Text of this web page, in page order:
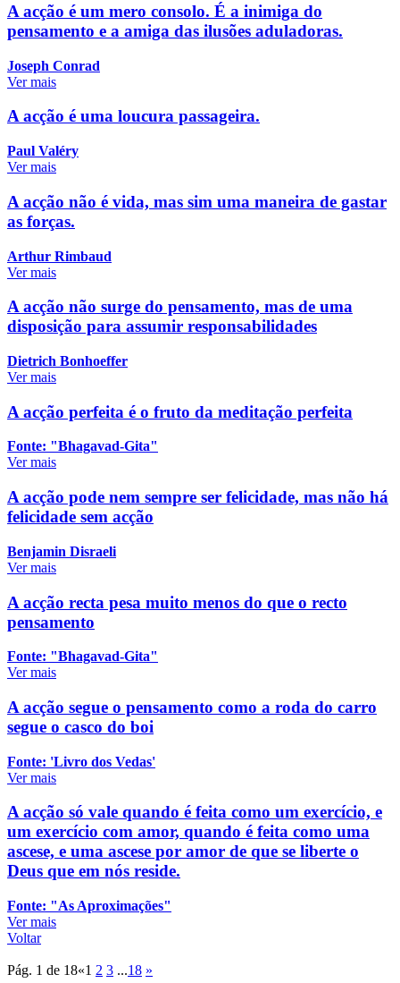
A acção é um mero consolo. É a inimiga do
pensamento e a amiga das ilusões aduladoras.
Joseph Conrad
Ver mais
A acção é uma loucura passageira.
Paul Valéry
Ver mais
A acção não é vida, mas sim uma maneira de gastar
as forças.
Arthur Rimbaud
Ver mais
A acção não surge do pensamento, mas de uma
disposição para assumir responsabilidades
Dietrich Bonhoeffer
Ver mais
A acção perfeita é o fruto da meditação perfeita
Fonte: "Bhagavad-Gita"
Ver mais
A acção pode nem sempre ser felicidade, mas não há
felicidade sem acção
Benjamin Disraeli
Ver mais
A acção recta pesa muito menos do que o recto
pensamento
Fonte: "Bhagavad-Gita"
Ver mais
A acção segue o pensamento como a roda do carro
segue o casco do boi
Fonte: 'Livro dos Vedas'
Ver mais
A acção só vale quando é feita como um exercício, e
um exercício com amor, quando é feita como uma
ascese, e uma ascese por amor de que se liberte o
Deus que em nós reside.
Fonte: "As Aproximações"
Ver mais
Voltar
Pág. 1 de 18«1 2 3 ...18 »